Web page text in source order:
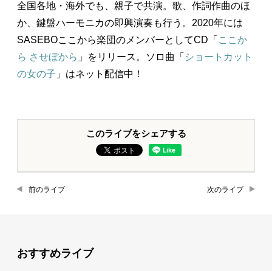
全国各地・海外でも、親子で共演。歌、作詞作曲のほ
か、鍵盤ハーモニカの即興演奏も行う。2020年には
SASEBOここから楽団のメンバーとしてCD「 ここか
ら させぼから 」をリリース。ソロ曲「 ショートカット
の女の子 」はネット配信中！
このライブをシェアする
前のライブ 次のライブ
おすすめライブ